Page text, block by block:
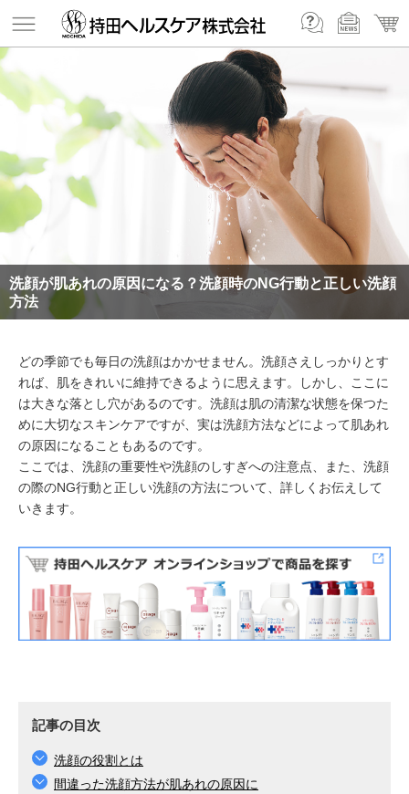
洗顔が肌あれの原因になる？洗顔時のNG行動と正しい洗顔
方法
どの季節でも毎日の洗顔はかかせません。洗顔さえしっかりとす
れば、肌をきれいに維持できるように思えます。しかし、ここに
は大きな落とし穴があるのです。洗顔は肌の清潔な状態を保つた
めに大切なスキンケアですが、実は洗顔方法などによって肌あれ
の原因になることもあるのです。
ここでは、洗顔の重要性や洗顔のしすぎへの注意点、また、洗顔
の際のNG行動と正しい洗顔の方法について、詳しくお伝えして
いきます。
記事の目次
洗顔の役割とは
間違った洗顔方法が肌あれの原因に